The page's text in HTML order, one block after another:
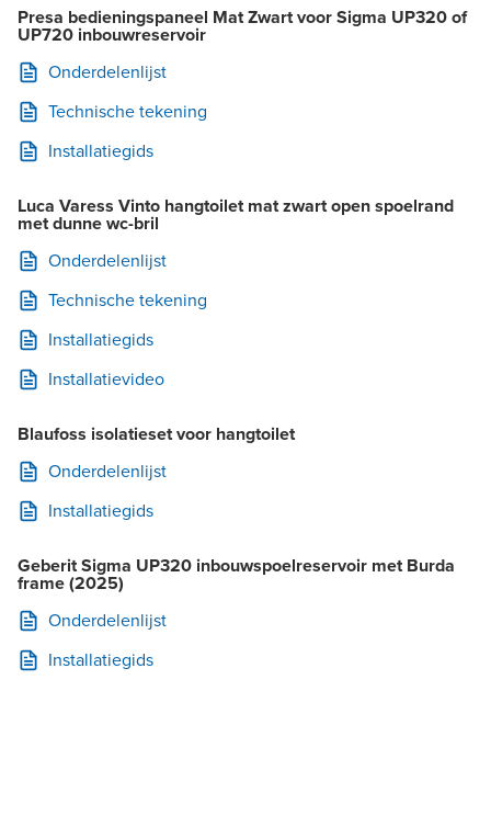
Presa bedieningspaneel Mat Zwart voor Sigma UP320 of
UP720 inbouwreservoir
Onderdelenlijst
Technische tekening
Installatiegids
Luca Varess Vinto hangtoilet mat zwart open spoelrand
met dunne wc-bril
Onderdelenlijst
Technische tekening
Installatiegids
Installatievideo
Blaufoss isolatieset voor hangtoilet
Onderdelenlijst
Installatiegids
Geberit Sigma UP320 inbouwspoelreservoir met Burda
frame (2025)
Onderdelenlijst
Installatiegids